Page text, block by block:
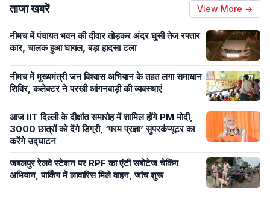
ताजा खबरें View More →
नीमच में पंचायत भवन की दीवार तोड़कर अंदर घुसी तेज रफ्तार
कार, चालक हुआ घायल, बड़ा हादसा टला
नीमच में मुख्यमंत्री जन विश्वास अभियान के तहत लगा समाधान
शिविर, कलेक्टर ने परखी आंगनवाड़ी की व्यवस्थाएं
आज IIT दिल्ली के दीक्षांत समारोह में शामिल होंगे PM मोदी,
3000 छात्रों को देंगे डिग्री, ‘परम प्रज्ञा’ सुपरकंप्यूटर का
करेंगे उद्घाटन
जबलपुर रेलवे स्टेशन पर RPF का एंटी सबोटेज चेकिंग
अभियान, पार्किंग में लावारिस मिले वाहन, जांच शुरू